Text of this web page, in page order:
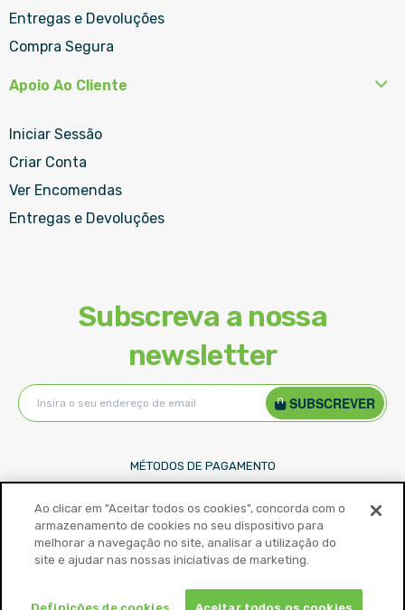
Entregas e Devoluções
Compra Segura
Apoio Ao Cliente
Iniciar Sessão
Criar Conta
Ver Encomendas
Entregas e Devoluções
Subscreva a nossa
newsletter
Subscreva
a
nossa
SUBSCREVER
MÉTODOS DE PAGAMENTO
Ao clicar em "Aceitar todos os cookies", concorda com o
armazenamento de cookies no seu dispositivo para
melhorar a navegação no site, analisar a utilização do
site e ajudar nas nossas iniciativas de marketing.